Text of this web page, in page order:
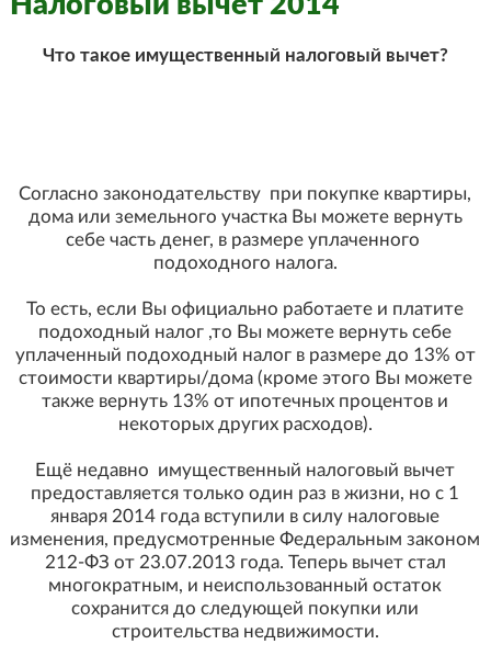
Что такое имущественный налоговый вычет?
Согласно законодательству при покупке квартиры,
дома или земельного участка Вы можете вернуть
себе часть денег, в размере уплаченного
подоходного налога.
То есть, если Вы официально работаете и платите
подоходный налог ,то Вы можете вернуть себе
уплаченный подоходный налог в размере до 13% от
стоимости квартиры/дома (кроме этого Вы можете
также вернуть 13% от ипотечных процентов и
некоторых других расходов).
Ещё недавно имущественный налоговый вычет
предоставляется только один раз в жизни, но с 1
января 2014 года вступили в силу налоговые
изменения, предусмотренные Федеральным законом
212-ФЗ от 23.07.2013 года. Теперь вычет стал
многократным, и неиспользованный остаток
сохранится до следующей покупки или
строительства недвижимости.